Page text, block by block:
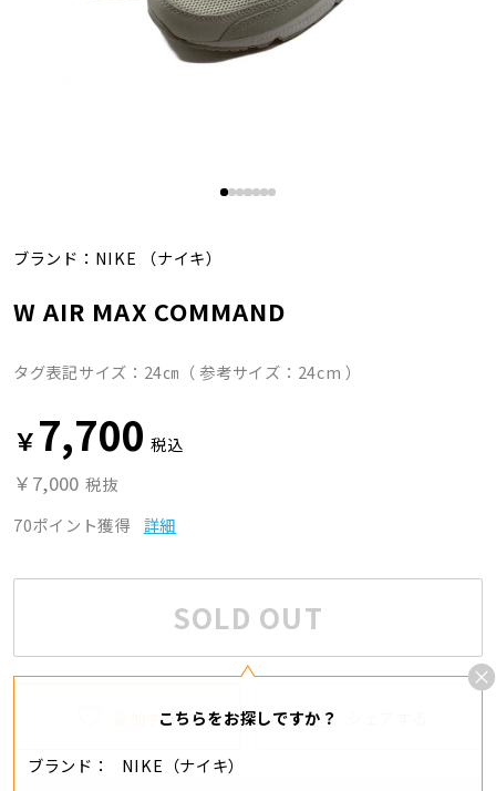
ブランド： NIKE （ナイキ）
W AIR MAX COMMAND
タグ表記サイズ：24㎝（ 参考サイズ：24cm ）
￥7,700 税込
￥7,000 税抜
70ポイント獲得
詳細
SOLD OUT
こちらをお探しですか？
ブランド
NIKE（ナイキ）
追加する